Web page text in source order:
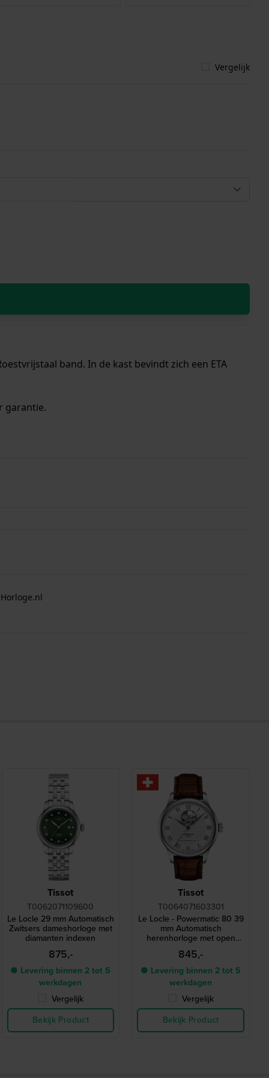
Vergelijk
band. In de kast bevindt zich een ETA
garantie.
Tissot
T0062071109600
Le Locle 29 mm Automatisch
Zwitsers dameshorloge met
diamanten indexen
875,-
● Levering binnen 2 tot 5
werkdagen
Vergelijk
Bekijk Product
Tissot
T0064071603301
Le Locle - Powermatic 80 39
mm Automatisch
herenhorloge met open
wijzerplaat
845,-
● Levering binnen 2 tot 5
werkdagen
Vergelijk
Bekijk Product